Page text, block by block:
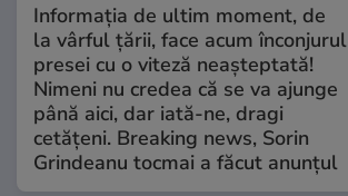
Informația de ultim moment, de
la vârful țării, face acum înconjurul
presei cu o viteză neașteptată!
Nimeni nu credea că se va ajunge
până aici, dar iată-ne, dragi
cetățeni. Breaking news, Sorin
Grindeanu tocmai a făcut anunțul